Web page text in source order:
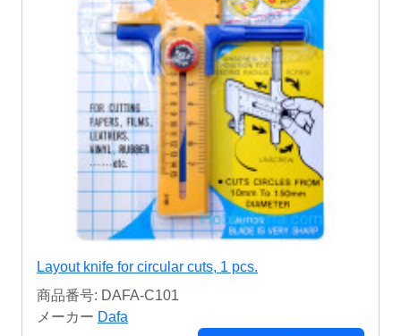
Layout knife for circular cuts, 1 pcs.
商品番号: DAFA-C101
メーカー Dafa